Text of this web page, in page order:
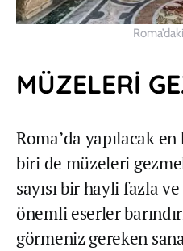
MÜZELERİ
Roma’da yapılacak
biri de müzeleri
sayısı bir hayli fazla
önemli eserler
görmeniz gereken